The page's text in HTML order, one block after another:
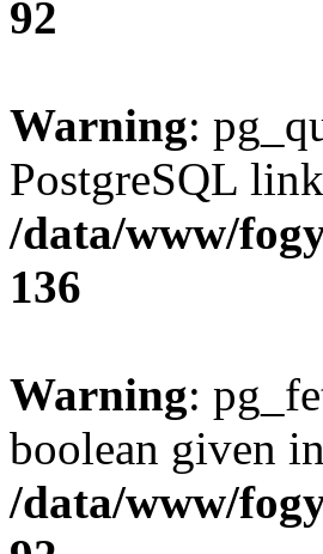
92
Warning:
PostgreSQL
/data/www/
136
Warning:
boolean given in
/data/www/